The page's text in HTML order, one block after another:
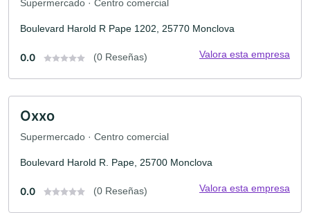
Supermercado · Centro comercial
Boulevard Harold R Pape 1202, 25770 Monclova
0.0 (0 Reseñas) Valora esta empresa
Oxxo
Supermercado · Centro comercial
Boulevard Harold R. Pape, 25700 Monclova
0.0 (0 Reseñas) Valora esta empresa